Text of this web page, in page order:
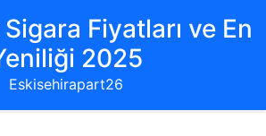
Fiyatları ve En
2025
Eskisehirapart26